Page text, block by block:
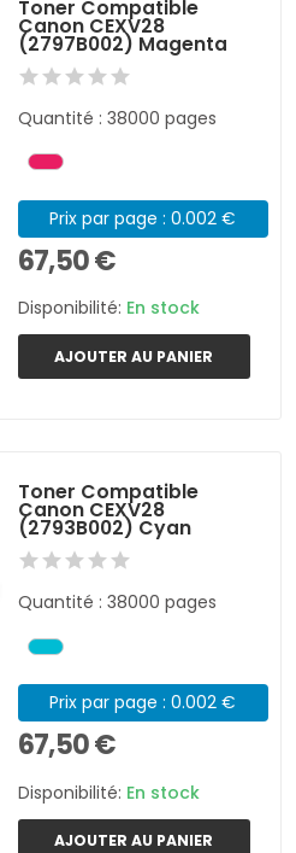
Toner Compatible
Canon CEXV28
(2797B002) Magenta
Quantité : 38000 pages
Prix par page : 0.002 €
67,50 €
Disponibilité: En stock
AJOUTER AU PANIER
Toner Compatible
Canon CEXV28
(2793B002) Cyan
Quantité : 38000 pages
Prix par page : 0.002 €
67,50 €
Disponibilité: En stock
AJOUTER AU PANIER